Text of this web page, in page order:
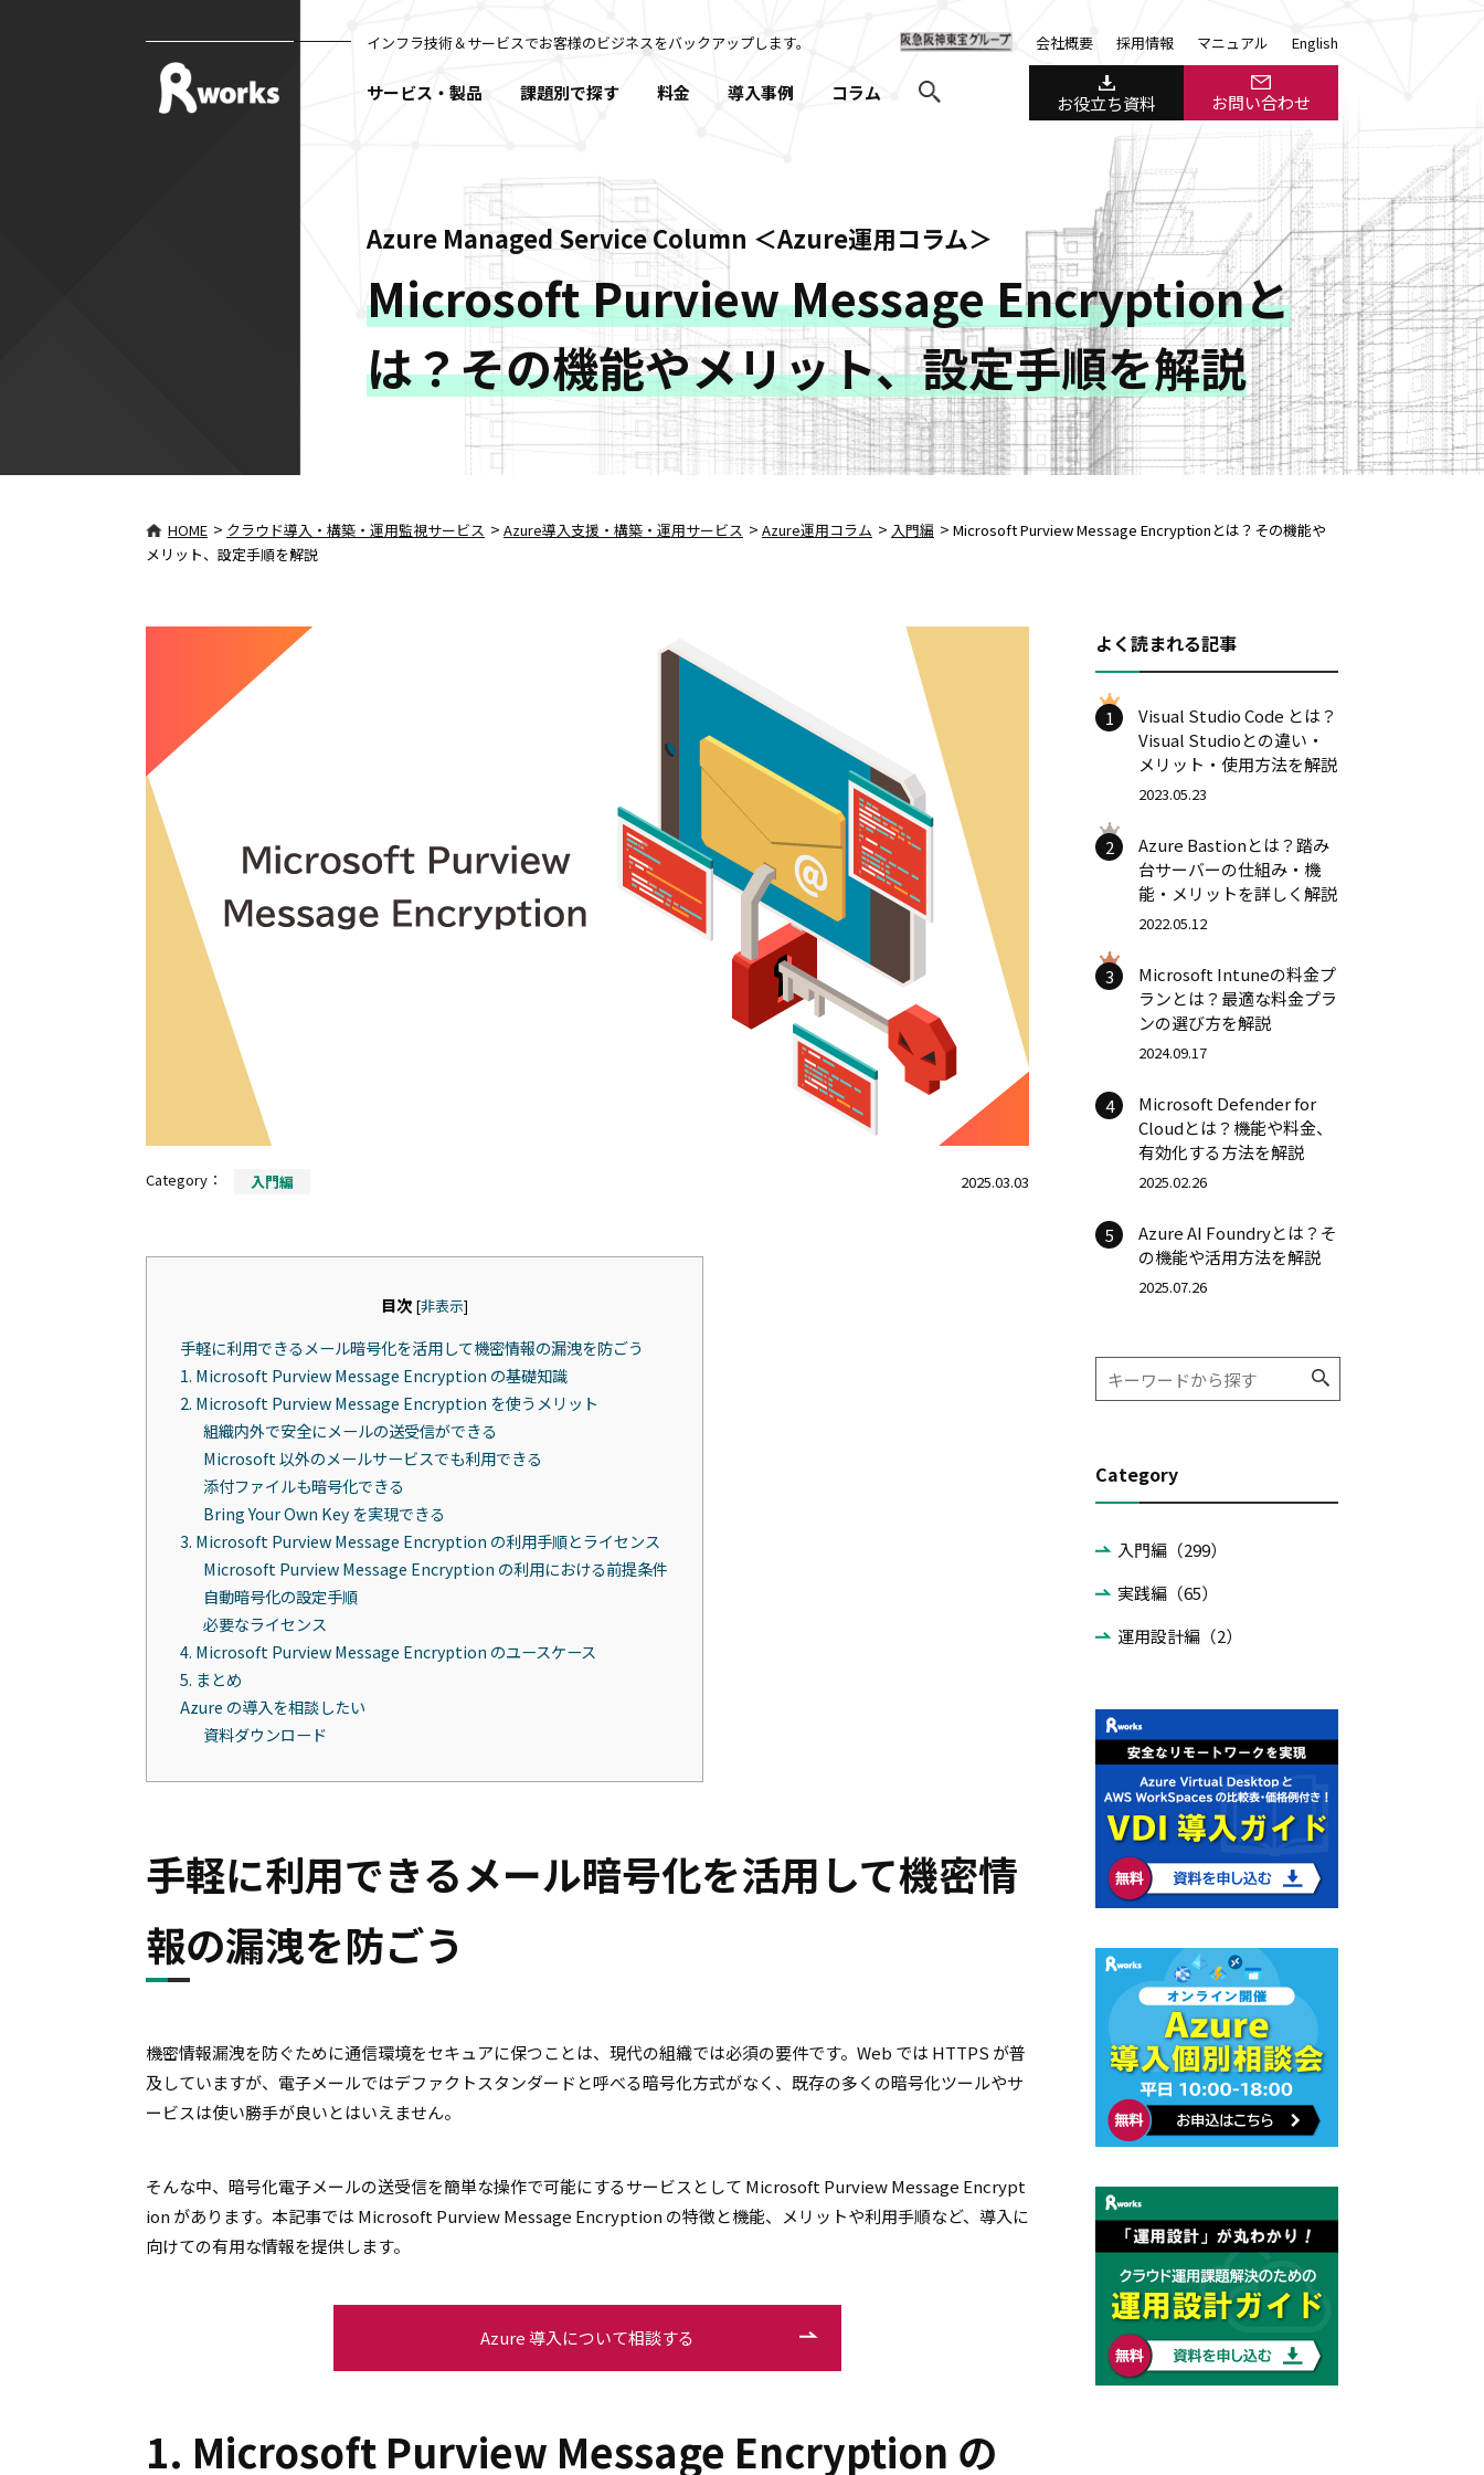
インフラ技術＆サービスでお客様のビジネスをバックアップします。 会社概要 採用情報 マニュアル English
サービス・製品 課題別で探す 料金 導入事例 コラム お役立ち資料 お問い合わせ
Azure Managed Service Column ＜Azure運用コラム＞
Microsoft Purview Message Encryptionと
は？その機能やメリット、設定手順を解説
HOME > クラウド導入・構築・運用監視サービス > Azure導入支援・構築・運用サービス > Azure運用コラム > 入門編 > Microsoft Purview Message Encryptionとは？その機能や
メリット、設定手順を解説
Category： 入門編 2025.03.03
目次 [非表示]
手軽に利用できるメール暗号化を活用して機密情報の漏洩を防ごう
1. Microsoft Purview Message Encryption の基礎知識
2. Microsoft Purview Message Encryption を使うメリット
組織内外で安全にメールの送受信ができる
Microsoft 以外のメールサービスでも利用できる
添付ファイルも暗号化できる
Bring Your Own Key を実現できる
3. Microsoft Purview Message Encryption の利用手順とライセンス
Microsoft Purview Message Encryption の利用における前提条件
自動暗号化の設定手順
必要なライセンス
4. Microsoft Purview Message Encryption のユースケース
5. まとめ
Azure の導入を相談したい
資料ダウンロード
手軽に利用できるメール暗号化を活用して機密情
報の漏洩を防ごう
機密情報漏洩を防ぐために通信環境をセキュアに保つことは、現代の組織では必須の要件です。Web では HTTPS が普
及していますが、電子メールではデファクトスタンダードと呼べる暗号化方式がなく、既存の多くの暗号化ツールやサ
ービスは使い勝手が良いとはいえません。
そんな中、暗号化電子メールの送受信を簡単な操作で可能にするサービスとして Microsoft Purview Message Encrypt
ion があります。本記事では Microsoft Purview Message Encryption の特徴と機能、メリットや利用手順など、導入に
向けての有用な情報を提供します。
Azure 導入について相談する
1. Microsoft Purview Message Encryption の
よく読まれる記事
1
Visual Studio Code とは？
Visual Studioとの違い・
メリット・使用方法を解説
2023.05.23
2
Azure Bastionとは？踏み
台サーバーの仕組み・機
能・メリットを詳しく解説
2022.05.12
3
Microsoft Intuneの料金プ
ランとは？最適な料金プラ
ンの選び方を解説
2024.09.17
4
Microsoft Defender for
Cloudとは？機能や料金、
有効化する方法を解説
2025.02.26
5
Azure AI Foundryとは？そ
の機能や活用方法を解説
2025.07.26
Category
入門編（299）
実践編（65）
運用設計編（2）